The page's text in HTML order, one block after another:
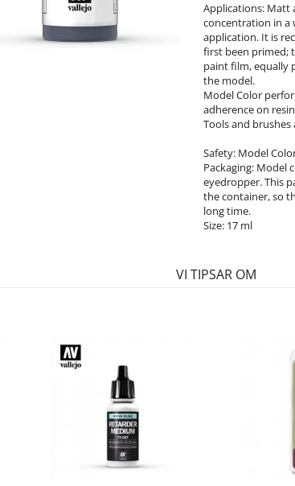
Applications: Matt
concentration in a
application. It is
first been primed;
paint film, equally
the model.
Model Color
adherence on
Tools and
Safety: Model
Packaging: Model
eyedropper. This
the container, so
long time.
Size: 17 ml
VI TIPSAR OM